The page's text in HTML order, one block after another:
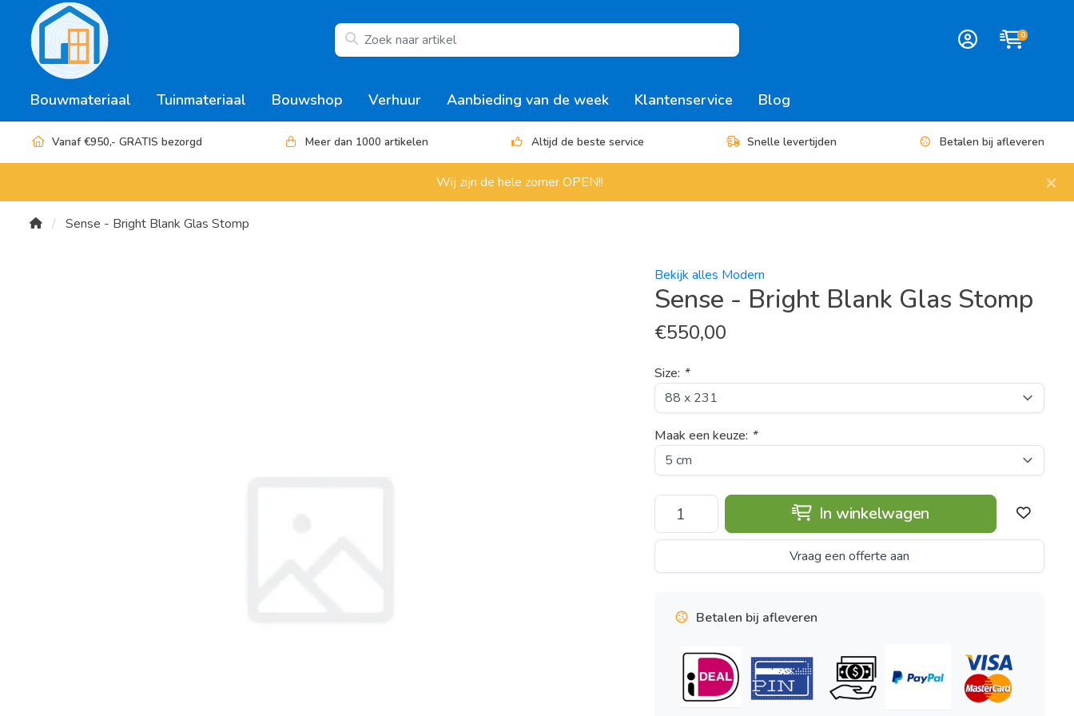
0
Bouwmateriaal Tuinmateriaal Bouwshop Verhuur Aanbieding van de week Klantenservice Blog
Vanaf €950,- GRATIS bezorgd Meer dan 1000 artikelen Altijd de beste service Snelle levertijden Betalen bij afleveren
Wij zijn de hele zomer OPEN!! ×
Sense - Bright Blank Glas Stomp
Bekijk alles Modern
Sense - Bright Blank Glas Stomp
€550,00
Size: *
Maak een keuze: *
In winkelwagen
Vraag een offerte aan
Betalen bij afleveren